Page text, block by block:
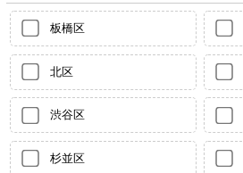
板橋区
北区
渋谷区
杉並区